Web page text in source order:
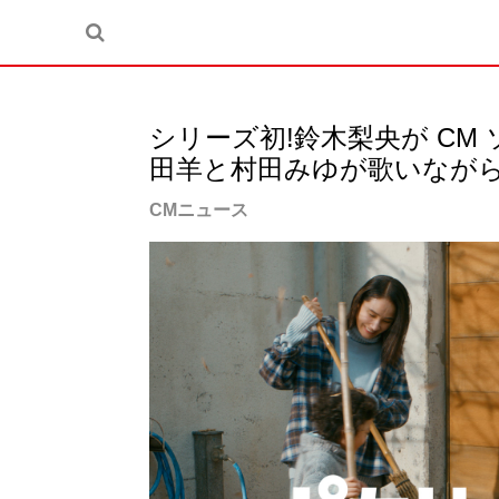
シリーズ初!鈴木梨央が CM
田羊と村田みゆが歌いなが
CMニュース